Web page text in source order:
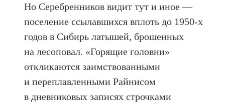
Но Серебренников видит тут и иное —
поселение ссылавшихся вплоть до 1950-х
годов в Сибирь латышей, брошенных
на лесоповал. «Горящие головни»
откликаются заимствованными
и переплавленными Райнисом
в дневниковых записях строчками